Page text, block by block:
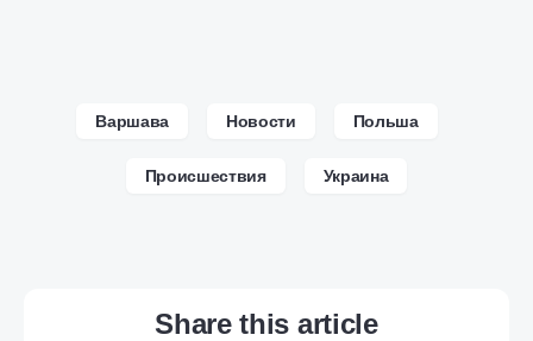
Варшава Новости Польша
Происшествия Украина
Share this article